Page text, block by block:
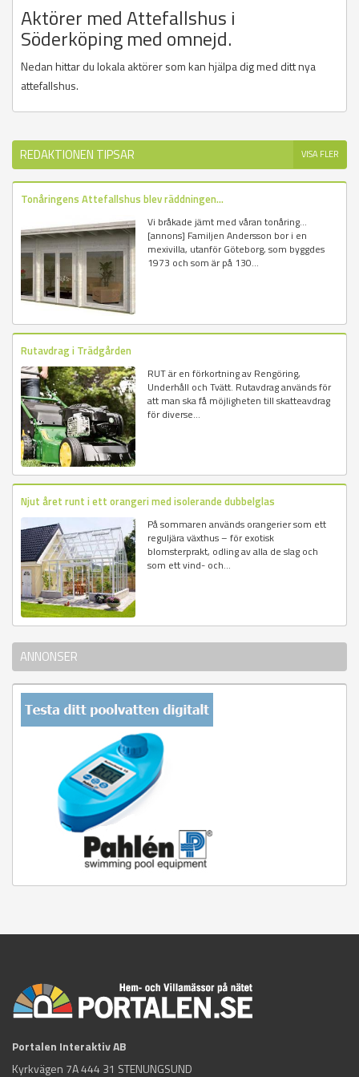
Aktörer med Attefallshus i
Söderköping med omnejd.
Nedan hittar du lokala aktörer som kan hjälpa dig med ditt nya
attefallshus.
REDAKTIONEN TIPSAR VISA FLER
Tonåringens Attefallshus blev räddningen...
Vi bråkade jämt med våran tonåring...
[annons] Familjen Andersson bor i en
mexivilla, utanför Göteborg, som byggdes
1973 och som är på 130...
Rutavdrag i Trädgården
RUT är en förkortning av Rengöring,
Underhåll och Tvätt. Rutavdrag används för
att man ska få möjligheten till skatteavdrag
för diverse...
Njut året runt i ett orangeri med isolerande dubbelglas
På sommaren används orangerier som ett
reguljära växthus – för exotisk
blomsterprakt, odling av alla de slag och
som ett vind- och...
ANNONSER
Portalen Interaktiv AB
Kyrkvägen 7A 444 31 STENUNGSUND